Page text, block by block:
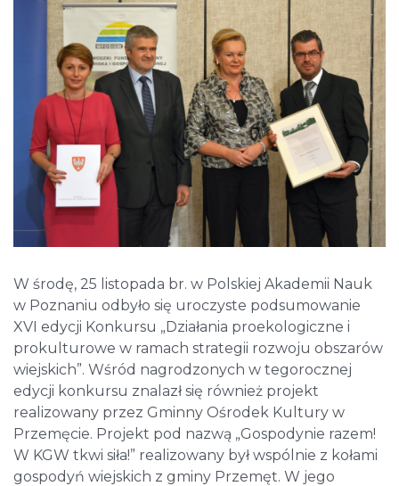
W środę, 25 listopada br. w Polskiej Akademii Nauk
w Poznaniu odbyło się uroczyste podsumowanie
XVI edycji Konkursu „Działania proekologiczne i
prokulturowe w ramach strategii rozwoju obszarów
wiejskich”. Wśród nagrodzonych w tegorocznej
edycji konkursu znalazł się również projekt
realizowany przez Gminny Ośrodek Kultury w
Przemęcie. Projekt pod nazwą „Gospodynie razem!
W KGW tkwi siła!” realizowany był wspólnie z kołami
gospodyń wiejskich z gminy Przemęt. W jego